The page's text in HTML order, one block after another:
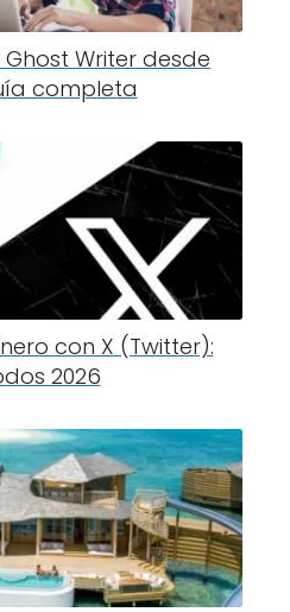
Writer desde
completa
con X (Twitter):
2026